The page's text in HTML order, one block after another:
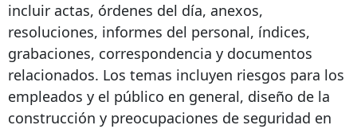
incluir actas, órdenes del día, anexos,
resoluciones, informes del personal, índices,
grabaciones, correspondencia y documentos
relacionados. Los temas incluyen riesgos para los
empleados y el público en general, diseño de la
construcción y preocupaciones de seguridad en